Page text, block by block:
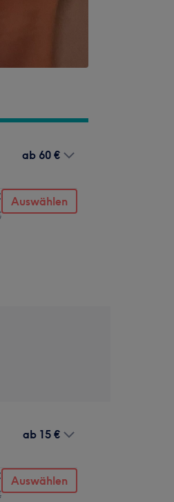
ab 60 €
Auswählen
ab 15 €
Auswählen